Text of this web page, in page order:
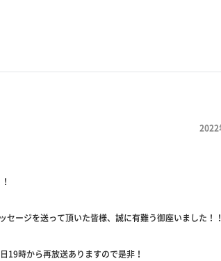
2022
セージを送って頂いた皆様、誠に有難う御座いました！！
19時から再放送ありますので是非！